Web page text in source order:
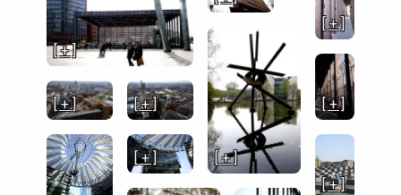
[ + ]
[ + ]
[ + ]
[ + ]
[ + ] [ + ]
[ + ]
[ + ]